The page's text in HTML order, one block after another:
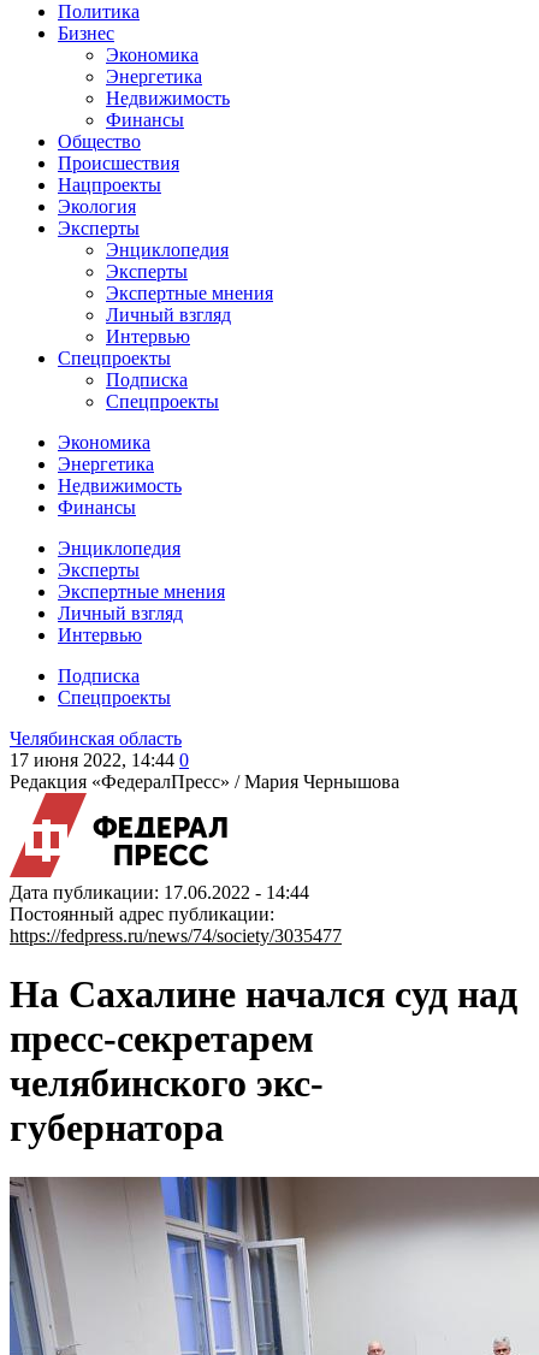
Политика
Бизнес
Экономика
Энергетика
Недвижимость
Финансы
Общество
Происшествия
Нацпроекты
Экология
Эксперты
Энциклопедия
Эксперты
Экспертные мнения
Личный взгляд
Интервью
Спецпроекты
Подписка
Спецпроекты
Экономика
Энергетика
Недвижимость
Финансы
Энциклопедия
Эксперты
Экспертные мнения
Личный взгляд
Интервью
Подписка
Спецпроекты
Челябинская область
17 июня 2022, 14:44 0
Редакция «ФедералПресс» /Мария Чернышова
Дата публикации: 17.06.2022 - 14:44
Постоянный адрес публикации:
https://fedpress.ru/news/74/society/3035477
На Сахалине начался суд над
пресс-секретарем
челябинского экс-
губернатора